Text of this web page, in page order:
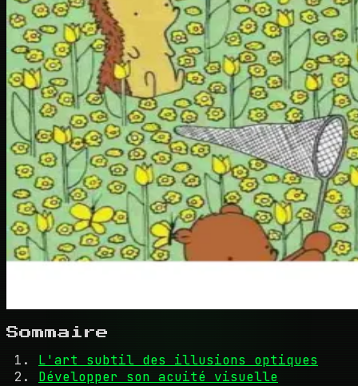
Sommaire
L'art subtil des illusions optiques
Développer son acuité visuelle